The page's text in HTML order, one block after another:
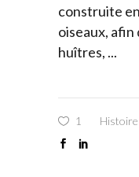
construite
oiseaux, afin
huîtres,
1 Histoire